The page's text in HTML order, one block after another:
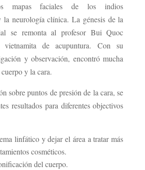
mapas faciales de los indios
la neurología clínica. La génesis de la
se remonta al profesor Bui Quoc
vietnamita de acupuntura. Con su
y observación, encontró mucha
y la cara.
sobre puntos de presión de la cara, se
resultados para diferentes objectivos
linfático y dejar el área a tratar más
cosméticos.
del cuerpo.